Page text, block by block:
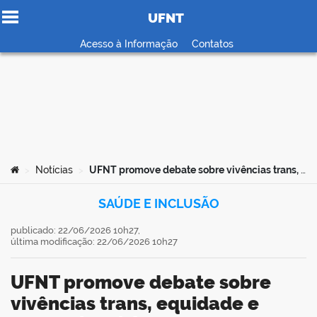
Ir para o conteúdo
UFNT
Acesso à Informação Contatos
Você está aqui:
Notícias UFNT promove debate sobre vivências trans, equidade e acesso à saúde
SAÚDE E INCLUSÃO
UFNT promove debate sobre
vivências trans, equidade e
publicado: 22/06/2026 10h27,
última modificação: 22/06/2026 10h27